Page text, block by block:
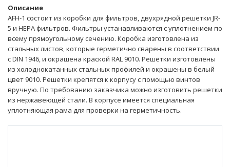
Описание
AFH-1 состоит из коробки для фильтров, двухрядной решетки JR-
5 и HEPA фильтров. Фильтры устанавливаются с уплотнением по
всему прямоугольному сечению. Коробка изготовлена из
стальных листов, которые герметично сварены в соответствии
с DIN 1946, и окрашена краской RAL 9010. Решетки изготовлены
из холоднокатанных стальных профилей и окрашены в белый
цвет 9010. Решетки крепятся к корпусу с помощью винтов
вручную. По требованию заказчика можно изготовить решетки
из нержавеющей стали. В корпусе имеется специальная
уплотняющая рама для проверки на герметичность.